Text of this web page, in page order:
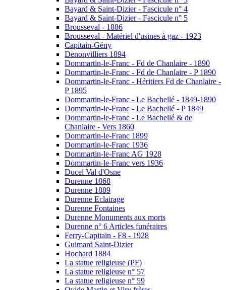
Bayard & Saint-Dizier - Fascicule n° 4
Bayard & Saint-Dizier - Fascicule n° 5
Brousseval - 1886
Brousseval - Matériel d'usines à gaz - 1923
Capitain-Gény
Denonvilliers 1894
Dommartin-le-Franc - Fd de Chanlaire - 1890
Dommartin-le-Franc - Fd de Chanlaire - P 1890
Dommartin-le-Franc - Héritiers Fd de Chanlaire -
P 1895
Dommartin-le-Franc - Le Bachellé - 1849-1890
Dommartin-le-Franc - Le Bachellé - P 1849
Dommartin-le-Franc - Le Bachellé & de
Chanlaire - Vers 1860
Dommartin-le-Franc 1899
Dommartin-le-Franc 1936
Dommartin-le-Franc AG 1928
Dommartin-le-Franc vers 1936
Ducel Val d'Osne
Durenne 1868
Durenne 1889
Durenne Eclairage
Durenne Fontaines
Durenne Monuments aux morts
Durenne n° 6 Articles funéraires
Ferry-Capitain - F8 - 1928
Guimard Saint-Dizier
Hochard 1884
La statue religieuse (PF)
La statue religieuse n° 57
La statue religieuse n° 59